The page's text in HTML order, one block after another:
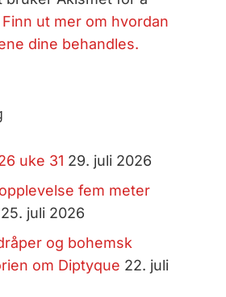
Finn ut mer om hvordan
dine behandles.
uke 31 29. juli 2026
fem meter
25. juli 2026
og bohemsk
om Diptyque 22. juli